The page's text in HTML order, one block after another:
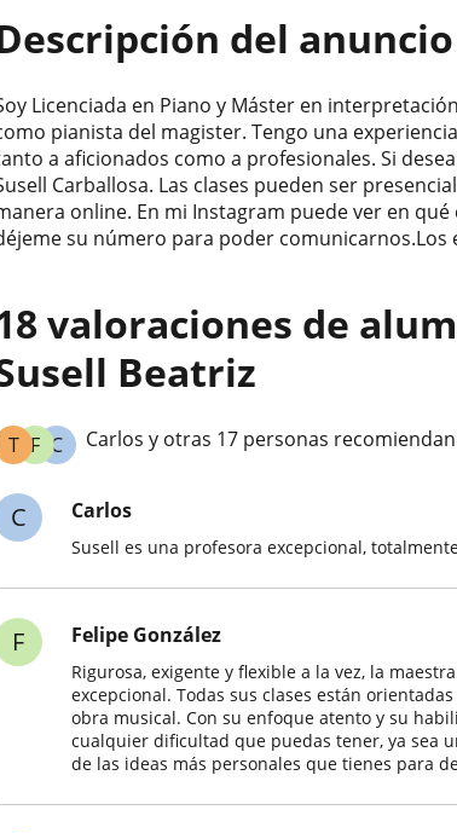
del anuncio
Licenciada en Piano y Máster en
pianista del magister. Tengo una
a aficionados como a profesionales. Si
Carballosa. Las clases pueden ser
online. En mi Instagram puede ver en
su número para poder comunicarnos.Los
valoraciones de
Beatriz
C
F
T Carlos y otras 17 personas
C Carlos
Susell es una profesora excepcional,
F Felipe González
Rigurosa, exigente y flexible a la vez, la
excepcional. Todas sus clases están
obra musical. Con su enfoque atento y su
cualquier dificultad que puedas tener, ya sea
de las ideas más personales que tienes para